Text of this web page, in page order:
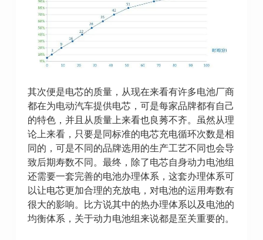
其次便是电芯的质量，从现在来看有许多电池厂商
都在为电动汽车提供电芯，可是每家品牌都有自己
的特色，并且从质量上来看也良莠不齐。虽然从理
论上来看，只要是同标准的电芯充电循环次数是相
同的，可是不同的品牌选用的生产工艺不同也会导
致后期寿数不同。最终，除了电芯自身动力电池组
还需要一套完善的电池办理体系，这套办理体系可
以让电芯更加合理的充放电，对电池的运用寿数有
很大的影响。比方说其中的热办理体系以及电池的
均衡体系，关于动力电池组来说都是至关重要的。